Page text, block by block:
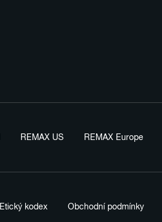
REMAX US REMAX Europe
Etický kodex Obchodní podmínky